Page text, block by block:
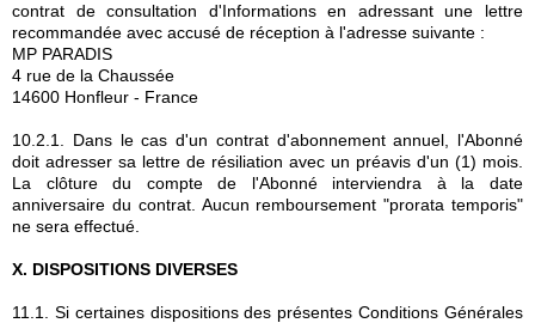
contrat de consultation d'Informations en adressant une lettre
recommandée avec accusé de réception à l'adresse suivante :
MP PARADIS
4 rue de la Chaussée
14600 Honfleur - France
10.2.1. Dans le cas d'un contrat d'abonnement annuel, l'Abonné
doit adresser sa lettre de résiliation avec un préavis d'un (1) mois.
La clôture du compte de l'Abonné interviendra à la date
anniversaire du contrat. Aucun remboursement "prorata temporis"
ne sera effectué.
X. DISPOSITIONS DIVERSES
11.1. Si certaines dispositions des présentes Conditions Générales